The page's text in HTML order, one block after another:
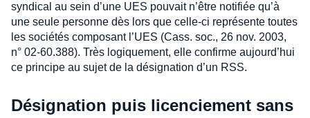
syndical au sein d’une UES pouvait n’être notifiée qu’à
une seule personne dès lors que celle-ci représente toutes
les sociétés composant l’UES (Cass. soc., 26 nov. 2003,
n° 02-60.388). Très logiquement, elle confirme aujourd’hui
ce principe au sujet de la désignation d’un RSS.
Désignation puis licenciement sans